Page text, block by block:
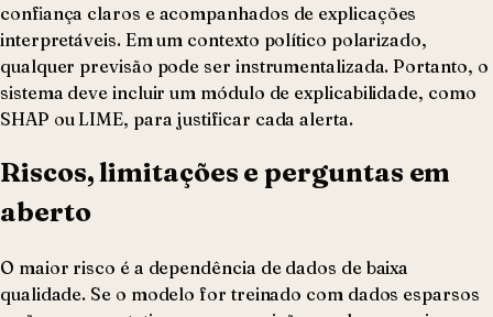
confiança claros e acompanhados de explicações
interpretáveis. Em um contexto político polarizado,
qualquer previsão pode ser instrumentalizada. Portanto, o
sistema deve incluir um módulo de explicabilidade, como
SHAP ou LIME, para justificar cada alerta.
Riscos, limitações e perguntas em
aberto
O maior risco é a dependência de dados de baixa
qualidade. Se o modelo for treinado com dados esparsos